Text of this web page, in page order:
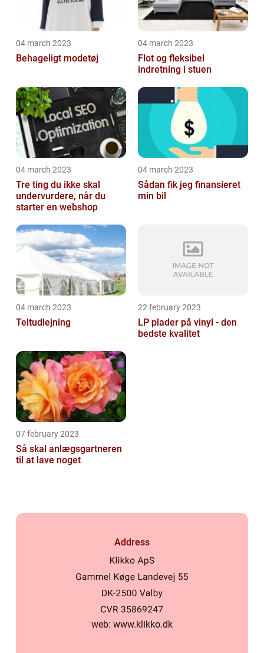
04 march 2023
Behageligt modetøj
04 march 2023
Flot og fleksibel
indretning i stuen
04 march 2023
Tre ting du ikke skal
undervurdere, når du
starter en webshop
04 march 2023
Sådan fik jeg finansieret
min bil
04 march 2023
Teltudlejning
22 february 2023
LP plader på vinyl - den
bedste kvalitet
07 february 2023
Så skal anlægsgartneren
til at lave noget
Address
web: www.klikko.dk